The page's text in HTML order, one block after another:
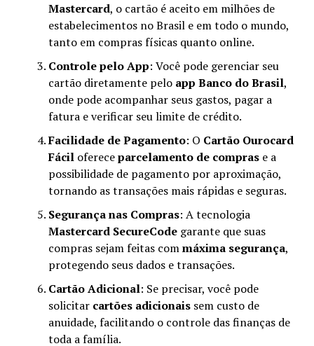
Mastercard, o cartão é aceito em milhões de
estabelecimentos no Brasil e em todo o mundo,
tanto em compras físicas quanto online.
Controle pelo App: Você pode gerenciar seu
cartão diretamente pelo app Banco do Brasil,
onde pode acompanhar seus gastos, pagar a
fatura e verificar seu limite de crédito.
Facilidade de Pagamento: O Cartão Ourocard
Fácilofereceparcelamento de comprase a
possibilidade de pagamento por aproximação,
tornando as transações mais rápidas e seguras.
Segurança nas Compras: A tecnologia
Mastercard SecureCodegarante que suas
compras sejam feitas commáxima segurança,
protegendo seus dados e transações.
Cartão Adicional: Se precisar, você pode
solicitar cartões adicionaissem custo de
anuidade, facilitando o controle das finanças de
toda a família.